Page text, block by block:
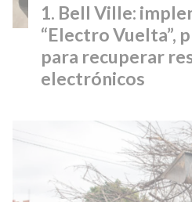
Bell Ville:
“Electro Vuelta”,
para recuperar
electrónicos